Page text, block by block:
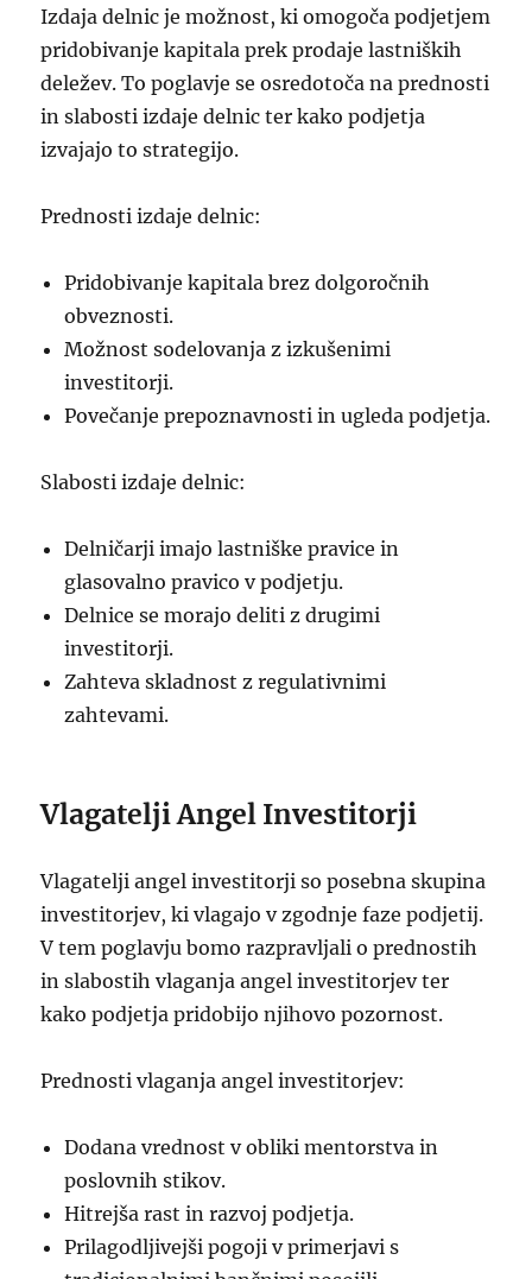
Izdaja delnic je možnost, ki omogoča podjetjem
pridobivanje kapitala prek prodaje lastniških
deležev. To poglavje se osredotoča na prednosti
in slabosti izdaje delnic ter kako podjetja
izvajajo to strategijo.
Prednosti izdaje delnic:
Pridobivanje kapitala brez dolgoročnih
obveznosti.
Možnost sodelovanja z izkušenimi
investitorji.
Povečanje prepoznavnosti in ugleda podjetja.
Slabosti izdaje delnic:
Delničarji imajo lastniške pravice in
glasovalno pravico v podjetju.
Delnice se morajo deliti z drugimi
investitorji.
Zahteva skladnost z regulativnimi
zahtevami.
Vlagatelji Angel Investitorji
Vlagatelji angel investitorji so posebna skupina
investitorjev, ki vlagajo v zgodnje faze podjetij.
V tem poglavju bomo razpravljali o prednostih
in slabostih vlaganja angel investitorjev ter
kako podjetja pridobijo njihovo pozornost.
Prednosti vlaganja angel investitorjev:
Dodana vrednost v obliki mentorstva in
poslovnih stikov.
Hitrejša rast in razvoj podjetja.
Prilagodljivejši pogoji v primerjavi s